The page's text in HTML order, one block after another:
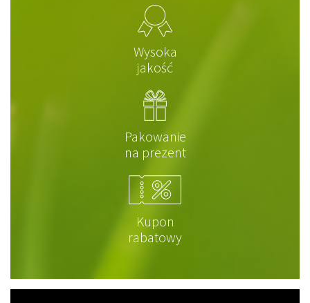
Wysoka
jakość
Pakowanie
na prezent
Kupon
rabatowy